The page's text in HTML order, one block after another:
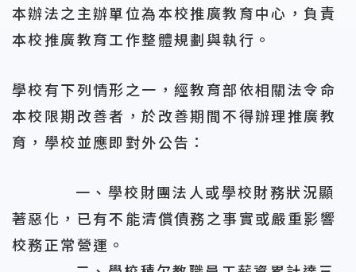
本辦法之主辦單位為本校推廣教育中心，負責
本校推廣教育工作整體規劃與執行。
學校有下列情形之一，經教育部依相關法令命
本校限期改善者，於改善期間不得辦理推廣教
育，學校並應即對外公告：
一、學校財團法人或學校財務狀況顯
著惡化，已有不能清償債務之事實或嚴重影響
校務正常營運。